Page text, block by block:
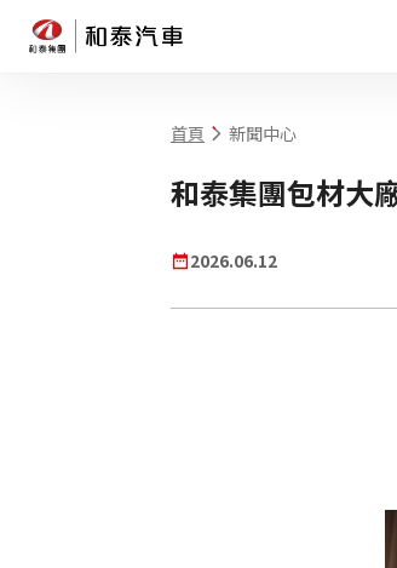
首頁 新聞中心
和泰集團包材大
2026.06.12